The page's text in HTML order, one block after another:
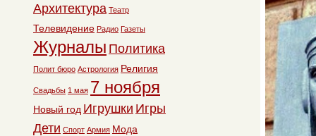
Архитектура Театр
Телевидение Радио Газеты
Журналы Политика
Полит бюро Астрология Религия
Свадьбы 1 мая 7 ноября
Новый год Игрушки Игры
Дети Спорт Армия Мода